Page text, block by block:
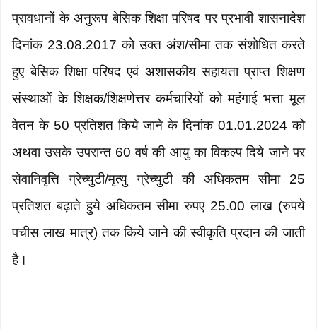
प्रावधानों के अनुरूप बेसिक शिक्षा परिषद पर प्रभावी शासनादेश
दिनांक 23.08.2017 को उक्त अंश/सीमा तक संशोधित करते
हुए बेसिक शिक्षा परिषद एवं अशासकीय सहायता प्राप्त शिक्षण
संस्थाओं के शिक्षक/शिक्षणेत्तर कर्मचारियों को महंगाई भत्ता मूल
वेतन के 50 प्रतिशत किये जाने के दिनांक 01.01.2024 को
अथवा उसके उपरान्त 60 वर्ष की आयु का विकल्प दिये जाने पर
सेवानिवृत्ति ग्रेच्युटी/मृत्यु ग्रेच्युटी की अधिकतम सीमा 25
प्रतिशत बढ़ाते हुये अधिकतम सीमा रुपए 25.00 लाख (रुपये
पचीस लाख मात्र) तक किये जाने की स्वीकृति प्रदान की जाती
है।